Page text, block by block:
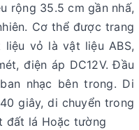
rộng 35.5 cm gần nhấ,
Cơ thể được trang
liệu vỏ là vật liệu ABS,
điện áp DC12V. Đầu
nhạc bên trong. Di
giây, di chuyển trong
đất lá Hoặc tường